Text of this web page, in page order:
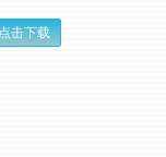
击下载